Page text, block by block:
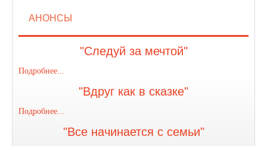
АНОНСЫ
"Следуй за мечтой"
Подробнее...
"Вдруг как в сказке"
Подробнее...
"Все начинается с семьи"